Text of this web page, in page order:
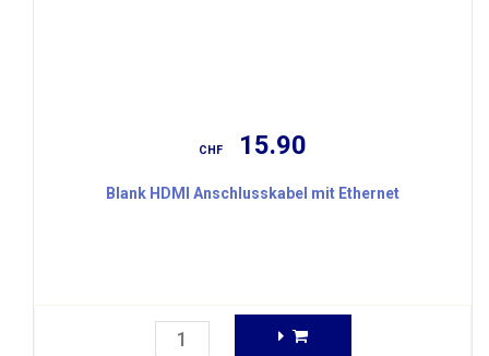
CHF 15.90
Blank HDMI Anschlusskabel mit Ethernet